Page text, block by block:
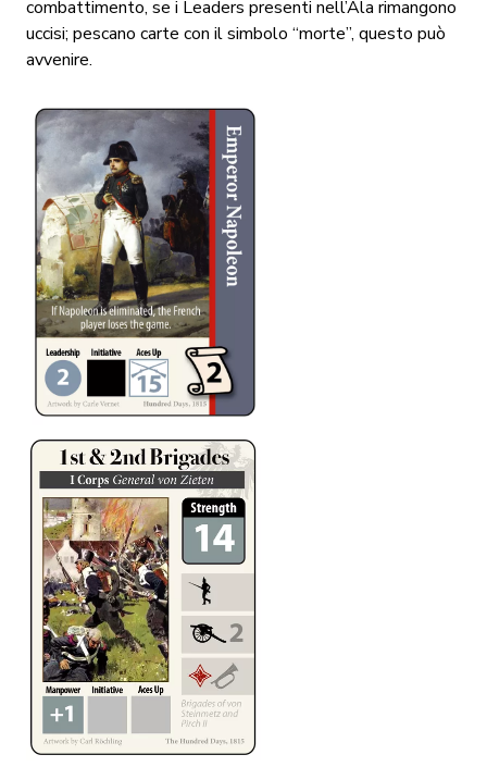
combattimento, se i Leaders presenti nell’Ala rimangono
uccisi; pescano carte con il simbolo “morte”, questo può
avvenire.